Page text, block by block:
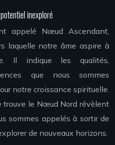
inexploré
appelé Nœud Ascendant,
laquelle notre âme aspire à
Il indique les qualités,
que nous sommes
notre croissance spirituelle.
trouve le Nœud Nord révèlent
sommes appelés à sortir de
de nouveaux horizons.